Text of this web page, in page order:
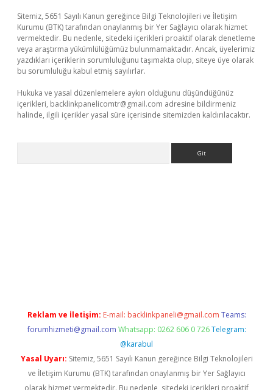
Sitemiz, 5651 Sayılı Kanun gereğince Bilgi Teknolojileri ve İletişim
Kurumu (BTK) tarafından onaylanmış bir Yer Sağlayıcı olarak hizmet
vermektedir. Bu nedenle, sitedeki içerikleri proaktif olarak denetleme
veya araştırma yükümlülüğümüz bulunmamaktadır. Ancak, üyelerimiz
yazdıkları içeriklerin sorumluluğunu taşımakta olup, siteye üye olarak
bu sorumluluğu kabul etmiş sayılırlar.
Hukuka ve yasal düzenlemelere aykırı olduğunu düşündüğünüz
içerikleri, backlinkpanelicomtr@gmail.com adresine bildirmeniz
halinde, ilgili içerikler yasal süre içerisinde sitemizden kaldırılacaktır.
Reklam ve İletişim: E-mail: backlinkpaneli@gmail.com Teams:
forumhizmeti@gmail.com Whatsapp: 0262 606 0 726 Telegram:
@karabul
Yasal Uyarı: Sitemiz, 5651 Sayılı Kanun gereğince Bilgi Teknolojileri
ve İletişim Kurumu (BTK) tarafından onaylanmış bir Yer Sağlayıcı
olarak hizmet vermektedir. Bu nedenle, sitedeki içerikleri proaktif